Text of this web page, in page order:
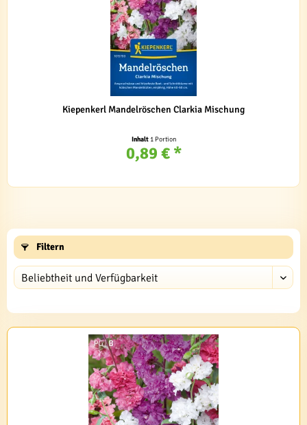
Kiepenkerl Mandelröschen Clarkia Mischung
Inhalt 1 Portion
0,89 € *
Filtern